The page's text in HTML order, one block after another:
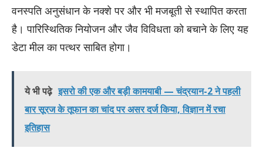
वनस्पति अनुसंधान के नक्शे पर और भी मजबूती से स्थापित करता
है। पारिस्थितिक नियोजन और जैव विविधता को बचाने के लिए यह
डेटा मील का पत्थर साबित होगा।
ये भी पढ़े इसरो की एक और बड़ी कामयाबी — चंद्रयान-2 ने पहली
बार सूरज के तूफान का चांद पर असर दर्ज किया, विज्ञान में रचा
इतिहास